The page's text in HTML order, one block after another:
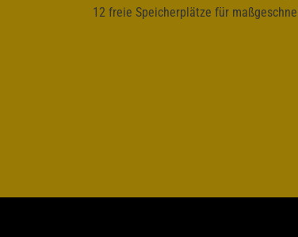
12 freie Speicherplätze für